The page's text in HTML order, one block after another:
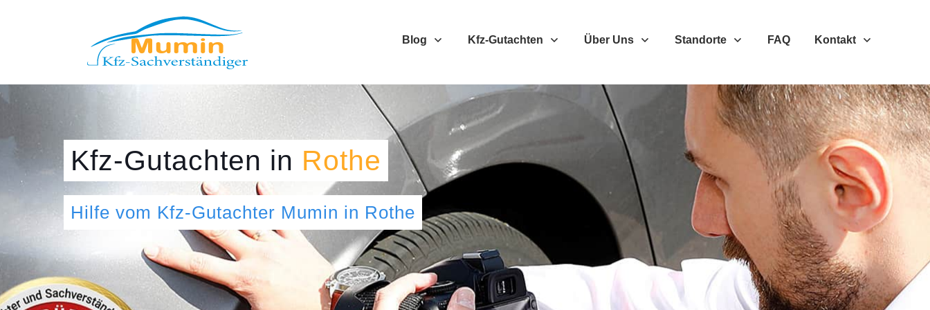
Blog Kfz-Gutachten Über Uns Standorte FAQ Kontakt
Kfz-Gutachten in Rothe
Hilfe vom Kfz-Gutachter Mumin in Rothe